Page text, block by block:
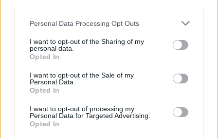
Personal Data Processing Opt Outs
I want to opt-out of the Sharing of my
personal data.
Opted In
I want to opt-out of the Sale of my
Personal Data.
Opted In
I want to opt-out of processing my
Personal Data for Targeted Advertising.
Opted In